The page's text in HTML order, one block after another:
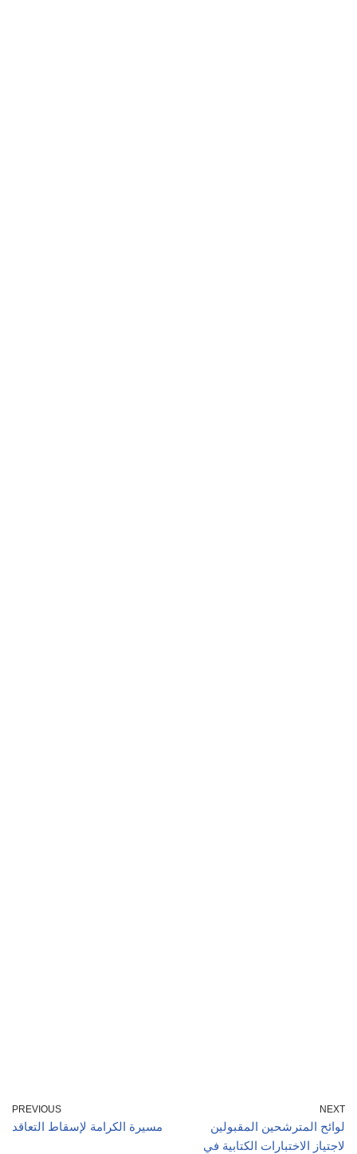
PREVIOUS
مسيرة الكرامة لإسقاط التعاقد
NEXT
لوائح المترشحين المقبولين
لاجتياز الاختبارات الكتابية في